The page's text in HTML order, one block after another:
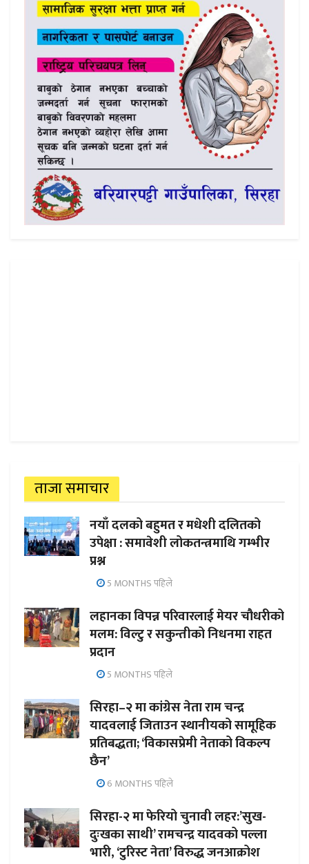
ताजा समाचार
नयाँ दलको बहुमत र मधेशी दलितको
उपेक्षा : समावेशी लोकतन्त्रमाथि गम्भीर
प्रश्न
5 MONTHS पहिले
लहानका विपन्न परिवारलाई मेयर चौधरीको
मलम: विल्टु र सकुन्तीको निधनमा राहत
प्रदान
5 MONTHS पहिले
सिरहा–२ मा कांग्रेस नेता राम चन्द्र
यादवलाई जिताउन स्थानीयको सामूहिक
प्रतिबद्धता; ‘विकासप्रेमी नेताको विकल्प
छैन’
6 MONTHS पहिले
सिरहा-२ मा फेरियो चुनावी लहर:’सुख-
दुःखका साथी’ रामचन्द्र यादवको पल्ला
भारी, ‘टुरिस्ट नेता’ विरुद्ध जनआक्रोश